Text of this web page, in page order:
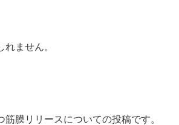
ません。
膜リリースについての投稿です。